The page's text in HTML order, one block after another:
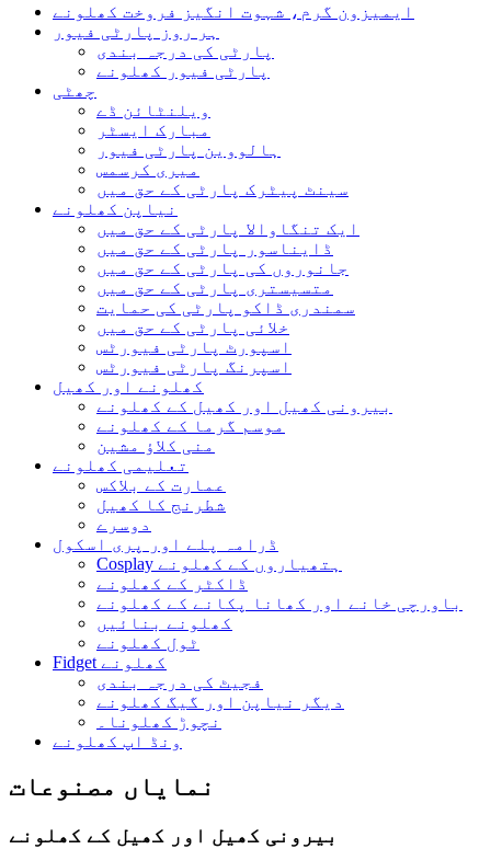
ایمیزون گرم، شہوت انگیز فروخت کھلونے
ہر روز پارٹی فیور
پارٹی کی درجہ بندی
پارٹی فیور کھلونے
چھٹی
ویلنٹائن ڈے
مبارک ایسٹر
ہالووین پارٹی فیور
میری کرسمس
سینٹ پیٹرک پارٹی کے حق میں
نیاپن کھلونے
ایک تنگاوالا پارٹی کے حق میں
ڈایناسور پارٹی کے حق میں
جانوروں کی پارٹی کے حق میں
متسیستری پارٹی کے حق میں
سمندری ڈاکو پارٹی کی حمایت
خلائی پارٹی کے حق میں
اسپورٹ پارٹی فیورٹس
اسپرنگ پارٹی فیورٹس
کھلونے اور کھیل
بیرونی کھیل اور کھیل کے کھلونے
موسم گرما کے کھلونے
منی کلاؤ مشین
تعلیمی کھلونے
عمارت کے بلاکس
شطرنج کا کھیل
دوسرے
ڈرامہ پلے اور پری اسکول
Cosplay ہتھیاروں کے کھلونے
ڈاکٹر کے کھلونے
باورچی خانے اور کھانا پکانے کے کھلونے
کھلونے بنائیں
ٹول کھلونے
Fidget کھلونے
فجیٹ کی درجہ بندی
دیگر نیاپن اور گیگ کھلونے
نچوڑ کھلونا۔
ونڈ اپ کھلونے
نمایاں مصنوعات
بیرونی کھیل اور کھیل کے کھلونے